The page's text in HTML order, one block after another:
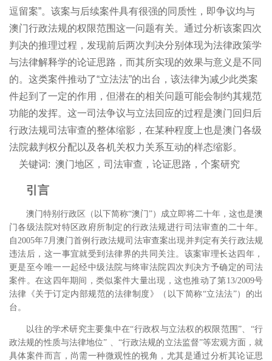
逗留案”。该案与后续案件具有很强的同质性，即争议均与
澳门行政法规的权限范围这一问题有关。通过分析该案四次
判决的推理过程，发现前后两次判决分别体现为法律政策学
与法律解释学的论证思路，而其所实现的效果与意义是不同
的。这类案件推动了“立法法”的出台，该法律为减少此类案
件起到了一定的作用，但潜在的相关问题可能会制约其规范
功能的发挥。这一司法争议与立法回应的过程是澳门回归后
行政法规司法审查的整体缩影，在某种程度上也是澳门各级
法院裁判权分配以及各机关权力关系互动的样态缩影。
关键词: 澳门地区，司法审查，论证思路，个案研究
引言
澳门特别行政区（以下简称“澳门”）成立即将二十年，这也是澳
门各级法院对特区政府所制定的行政法规进行司法审查的二十年。
自2005年7月澳门首例行政法规司法审查案出现并判定有关行政法规
违法后， 这一事宜就受到法律界的共同关注。该案审理长达四年，
更是至今唯一一起经中级法院与终审法院四次判决方予确定的司法
案件。在这四年期间，类似案件大量出现，这也推动了第13/2009号
法律《关于订定内部规范的法律制度》（以下简称“立法法”）的出
台。
以往的学术研究主要集中在“行政权与立法权的权限范围”、“行
政法规的性质与法律地位” 、“行政法规的立法监督”等宏观方面，就
具体案件而言，尚需一种微观性的视角，尤其是通过分析其论证思